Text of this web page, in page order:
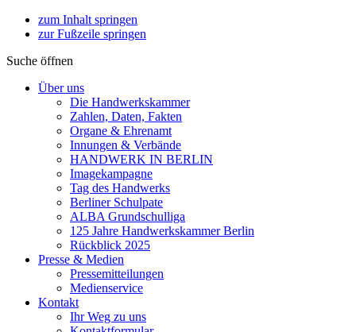
zum Inhalt springen
zur Fußzeile springen
Suche öffnen
Über uns
Die Handwerkskammer
Zahlen, Daten, Fakten
Organe & Ehrenamt
Innungen & Verbände
HANDWERK IN BERLIN
Imagekampagne
Tag des Handwerks
Berliner Schulpate
ALBA Grundschulliga
125 Jahre Handwerkskammer Berlin
Rückblick 2025
Presse & Medien
Pressemitteilungen
Medienservice
Kontakt
Ihr Weg zu uns